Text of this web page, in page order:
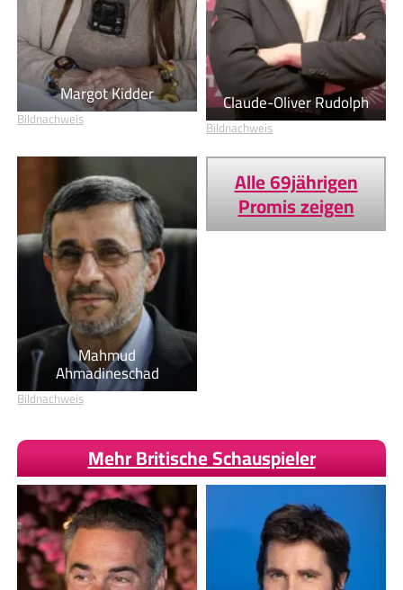
Margot Kidder
Bildnachweis
Claude-Oliver Rudolph
Bildnachweis
Mahmud
Ahmadineschad
Bildnachweis
Alle 69jährigen
Promis zeigen
Mehr Britische Schauspieler